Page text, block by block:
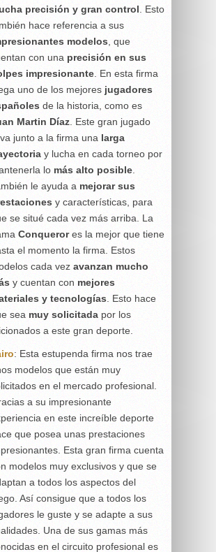
precisión y gran control . Esto
hace referencia a sus
modelos , que
con una precisión en sus
impresionante . En esta firma
uno de los mejores jugadores
de la historia, como es
Martin Díaz . Este gran jugado
junto a la firma una larga
y lucha en cada torneo por
lo más alto posible
le ayuda a mejorar sus
y características, para
se situé cada vez más arriba. La
Conquerores la mejor que tiene
el momento la firma. Estos
cada vez avanzan mucho
y cuentan con mejores
y tecnologías . Esto hace
sea muy solicitada por los
a este gran deporte.
: Esta estupenda firma nos trae
modelos que están muy
en el mercado profesional.
a su impresionante
en este increíble deporte
que posea unas prestaciones
Esta gran firma cuenta
modelos muy exclusivos y que se
a todos los aspectos del
Así consigue que a todos los
le guste y se adapte a sus
Una de sus gamas más
en el circuito profesional es